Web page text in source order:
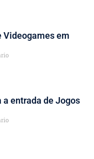
Videogames em
a entrada de Jogos